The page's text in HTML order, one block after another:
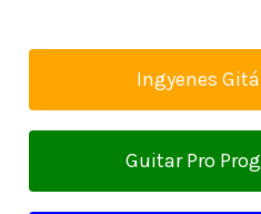
Ingyenes
Guitar Pro